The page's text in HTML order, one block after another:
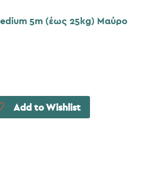
5m (έως 25kg) Μαύρο
Add to Wishlist